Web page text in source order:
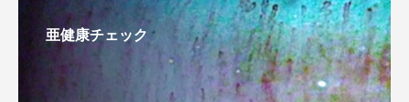
亜健康チェック